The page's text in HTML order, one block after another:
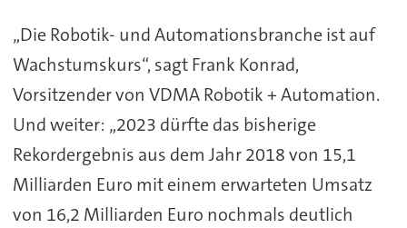
„Die Robotik- und Automationsbranche ist auf
Wachstumskurs“, sagt Frank Konrad,
Vorsitzender von VDMA Robotik + Automation.
Und weiter: „2023 dürfte das bisherige
Rekordergebnis aus dem Jahr 2018 von 15,1
Milliarden Euro mit einem erwarteten Umsatz
von 16,2 Milliarden Euro nochmals deutlich